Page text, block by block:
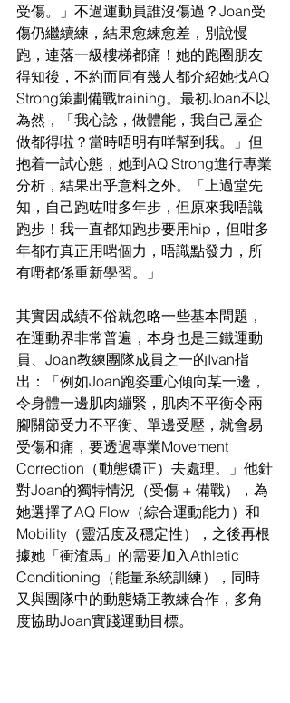
受傷。」不過運動員誰沒傷過？Joan受
傷仍繼續練，結果愈練愈差，別說慢
跑，連落一級樓梯都痛！她的跑圈朋友
得知後，不約而同有幾人都介紹她找AQ
Strong策劃備戰training。最初Joan不以
為然，「我心諗，做體能，我自己屋企
做都得啦？當時唔明有咩幫到我。」但
抱着一試心態，她到AQ Strong進行專業
分析，結果出乎意料之外。「上過堂先
知，自己跑咗咁多年步，但原來我唔識
跑步！我一直都知跑步要用hip，但咁多
年都冇真正用啱個力，唔識點發力，所
有嘢都係重新學習。」
其實因成績不俗就忽略一些基本問題，
在運動界非常普遍，本身也是三鐵運動
員、Joan教練團隊成員之一的Ivan指
出：「例如Joan跑姿重心傾向某一邊，
令身體一邊肌肉繃緊，肌肉不平衡令兩
腳關節受力不平衡、單邊受壓，就會易
受傷和痛，要透過專業Movement
Correction（動態矯正）去處理。」他針
對Joan的獨特情況（受傷 + 備戰），為
她選擇了AQ Flow（綜合運動能力）和
Mobility（靈活度及穩定性），之後再根
據她「衝渣馬」的需要加入Athletic
Conditioning（能量系統訓練），同時
又與團隊中的動態矯正教練合作，多角
度協助Joan實踐運動目標。